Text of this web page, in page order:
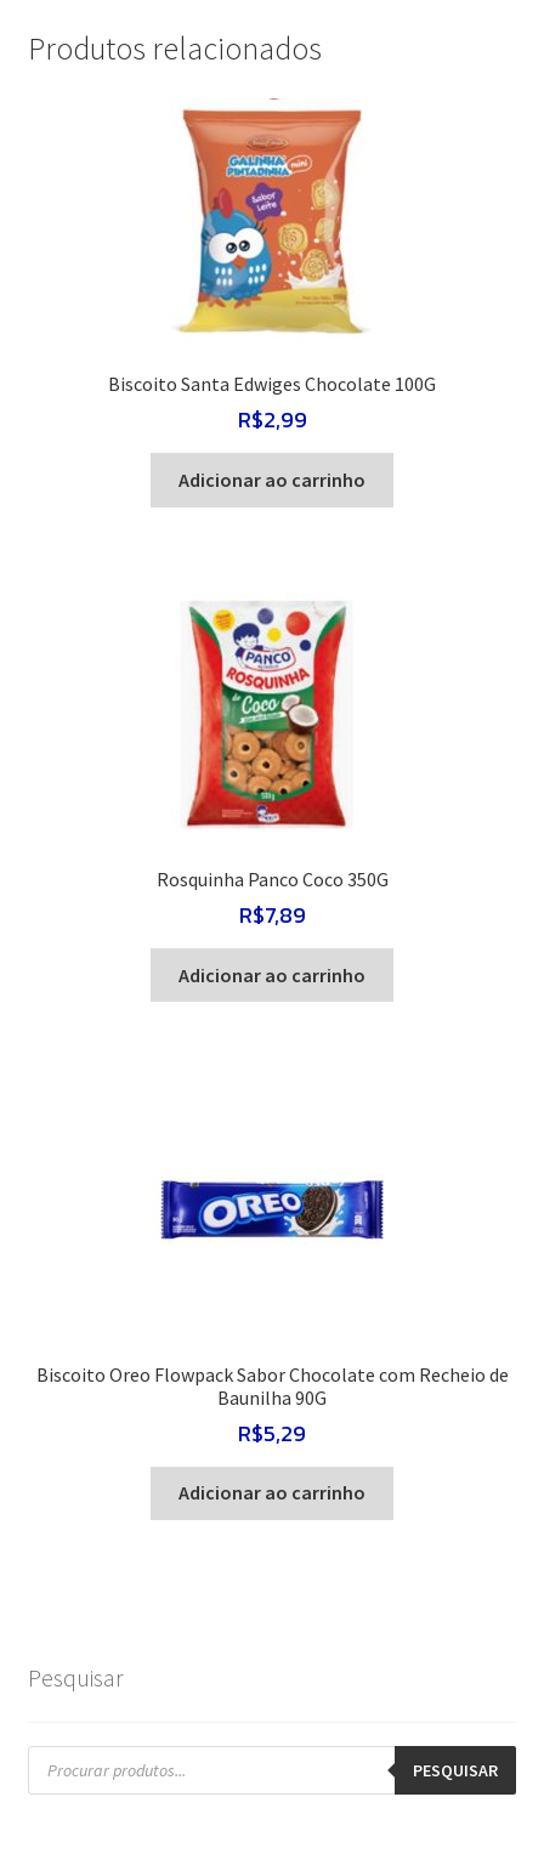
Produtos relacionados
Biscoito Santa Edwiges Chocolate 100G
R$2,99
Adicionar ao carrinho
Rosquinha Panco Coco 350G
R$7,89
Adicionar ao carrinho
Biscoito Oreo Flowpack Sabor Chocolate com Recheio de
Baunilha 90G
R$5,29
Adicionar ao carrinho
Pesquisar
Pesquisar
produtos PESQUISAR